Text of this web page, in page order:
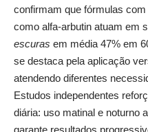
confirmam que fórmulas com
como alfa-arbutin atuam em
escuras em média 47% em
se destaca pela aplicação
atendendo diferentes
Estudos independentes
diária: uso matinal e noturno
garante resultados